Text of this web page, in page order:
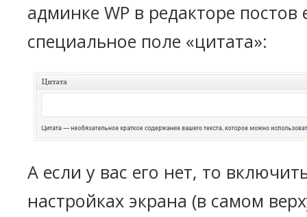
админке WP в редакторе постов
специальное поле «цитата»:
А если у вас его нет, то
настройках экрана (в самом